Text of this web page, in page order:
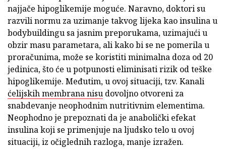
najjače hipoglikemije moguće. Naravno, doktori su
razvili normu za uzimanje takvog lijeka kao insulina u
bodybuildingu sa jasnim preporukama, uzimajući u
obzir masu parametara, ali kako bi se ne pomerila u
proračunima, može se koristiti minimalna doza od 20
jedinica, što će u potpunosti eliminisati rizik od teške
hipoglikemije. Međutim, u ovoj situaciji, tzv. Kanali
ćelijskih membrana nisu dovoljno otvoreni za
snabdevanje neophodnim nutritivnim elementima.
Neophodno je prepoznati da je anabolički efekat
insulina koji se primenjuje na ljudsko telo u ovoj
situaciji, iz očiglednih razloga, manje izražen.